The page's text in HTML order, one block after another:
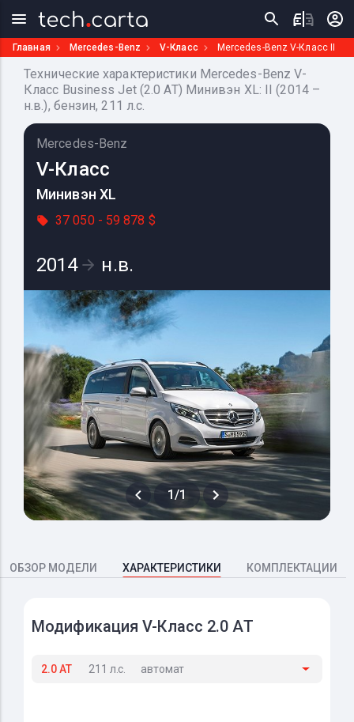
Главная Mercedes-Benz V-Класс Mercedes-Benz V-Класс II
Технические характеристики Mercedes-Benz V-
Класс Business Jet (2.0 AT) Минивэн XL: II (2014 –
н.в.), бензин, 211 л.с.
Mercedes-Benz
V-Класс
Минивэн XL
37 050 - 59 878 $
2014 н.в.
1/1
ОБЗОР МОДЕЛИ ХАРАКТЕРИСТИКИ КОМПЛЕКТАЦИИ
Модификация V-Класс 2.0 AT
2.0 AT 211 л.с. автомат